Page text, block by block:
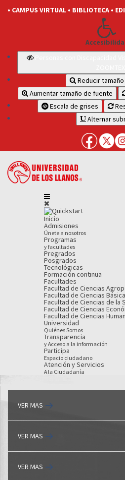
• CAMPUS VIRTUAL • BIBLIOTECA •
Reducir
Aumentar tamaño de fuente
Escala de grises
Alternar
Inicio
Admisiones
Únete a nosotros
Programas
y facultades
Pregrados
Posgrados
Tecnológicas
Formación continua
Facultades
Facultad de Ciencias
Facultad de Ciencias
Facultad de Ciencias de la
Facultad de Ciencias
Facultad de Ciencias
Universidad
Quiénes Somos
Transparencia
y Acceso a la información
Participa
Espacio ciudadano
Atención y Servicios
A la Ciudadanía
VER MAS
VER MAS
VER MAS